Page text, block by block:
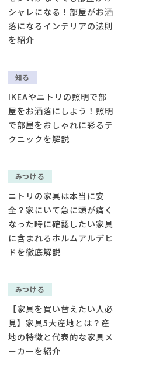
シャレになる！部屋がお洒
落になるインテリアの法則
を紹介
知る
IKEAやニトリの照明で部
屋をお洒落にしよう！照明
で部屋をおしゃれに彩るテ
クニックを解説
みつける
ニトリの家具は本当に安
全？家にいて急に頭が痛く
なった時に確認したい家具
に含まれるホルムアルデヒ
ドを徹底解説
みつける
【家具を買い替えたい人必
見】家具5大産地とは？産
地の特徴と代表的な家具メ
ーカーを紹介